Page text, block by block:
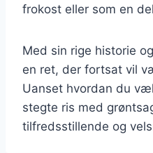
frokost eller som en
Med sin rige historie
en ret, der fortsat vil
Uanset hvordan du
stegte ris med
tilfredsstillende og